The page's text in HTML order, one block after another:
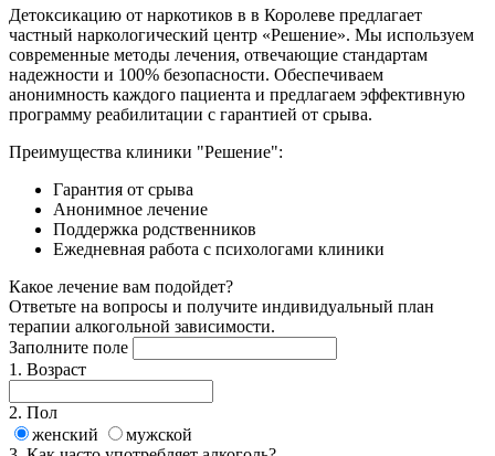
Детоксикацию от наркотиков в в Королеве предлагает
частный наркологический центр «Решение». Мы используем
современные методы лечения, отвечающие стандартам
надежности и 100% безопасности. Обеспечиваем
анонимность каждого пациента и предлагаем эффективную
программу реабилитации с гарантией от срыва.
Преимущества клиники "Решение":
Гарантия от срыва
Анонимное лечение
Поддержка родственников
Ежедневная работа с психологами клиники
Какое лечение вам подойдет?
Ответьте на вопросы и получите индивидуальный план
терапии алкогольной зависимости.
Заполните поле
1. Возраст
2. Пол
женский
мужской